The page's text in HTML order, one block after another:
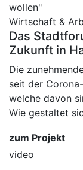
Wirtschaft &
Das
Zukunft in
Die
seit der
welche davon
Wie gestaltet
zum Projekt
video